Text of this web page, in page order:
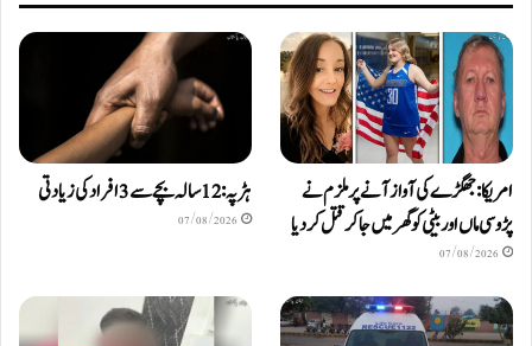
امریکا: جھگڑے کی آواز آنے پر ملزم نے
پڑوسی ماں اور بیٹی کو گھر میں جا کر قتل کر دیا
07/08/2026
ہڑپہ: 12 سالہ بچے سے 3 افراد کی زیادتی
07/08/2026